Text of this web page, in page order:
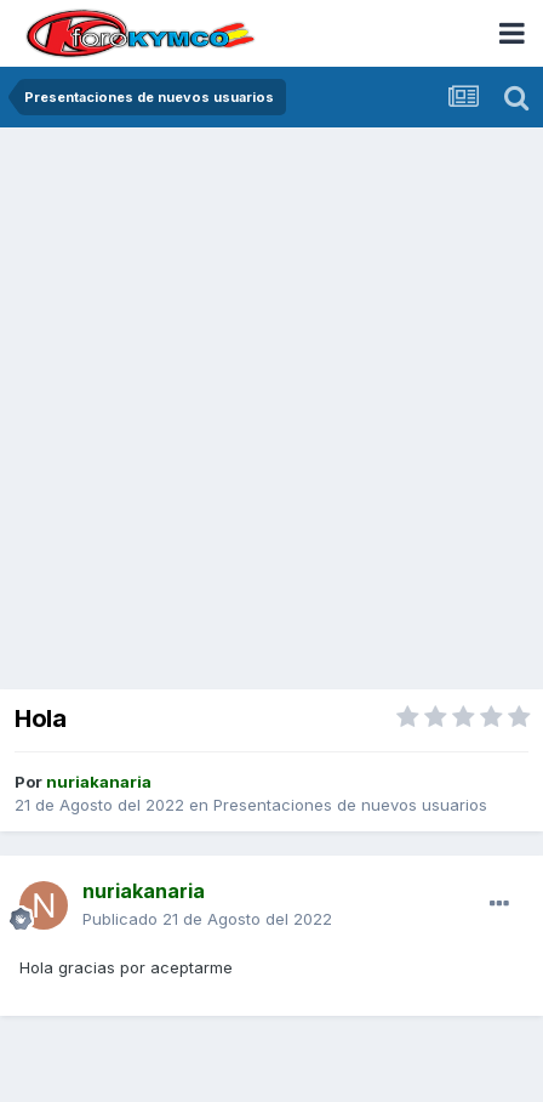
Presentaciones de nuevos usuarios
Hola
Por nuriakanaria
21 de Agosto del 2022 en Presentaciones de nuevos usuarios
nuriakanaria
Publicado 21 de Agosto del 2022
Hola gracias por aceptarme